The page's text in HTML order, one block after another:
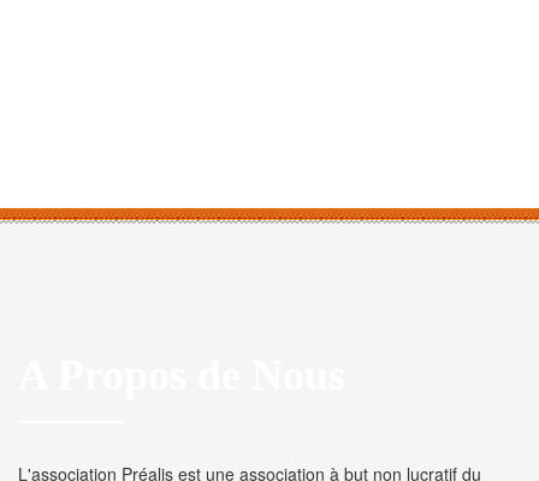
L'association Préalis est une association à but non lucratif du